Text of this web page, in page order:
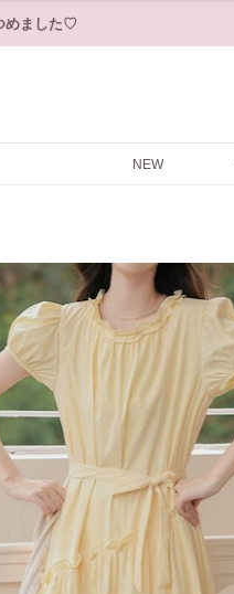
めました♡
NEW